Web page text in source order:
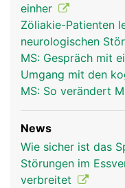
einher
Zöliakie-Patienten
neurologischen
MS: Gespräch mit
Umgang mit den
MS: So verändert
News
Wie sicher ist das
Störungen im
verbreitet